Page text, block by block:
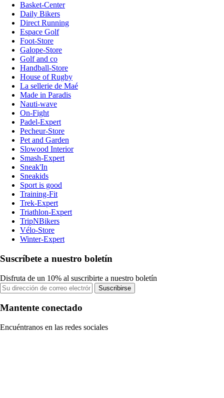
Basket-Center
Daily Bikers
Direct Running
Espace Golf
Foot-Store
Galope-Store
Golf and co
Handball-Store
House of Rugby
La sellerie de Maé
Made in Paradis
Nauti-wave
On-Fight
Padel-Expert
Pecheur-Store
Pet and Garden
Slowood Interior
Smash-Expert
Sneak'In
Sneakids
Sport is good
Training-Fit
Trek-Expert
Triathlon-Expert
TripNBikers
Vélo-Store
Winter-Expert
Suscríbete a nuestro boletín
Disfruta de un 10% al suscribirte a nuestro boletín
Suscribirse
Mantente conectado
Encuéntranos en las redes sociales